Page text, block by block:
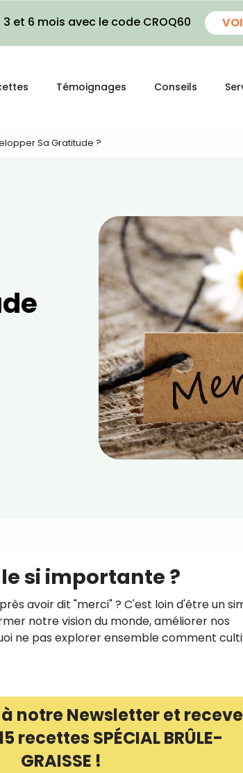
3 et 6 mois avec le code CROQ60
Témoignages Conseils
Sa Gratitude ?
si importante ?
avoir dit "merci" ? C'est loin d'être un
notre vision du monde, améliorer nos
ne pas explorer ensemble comment
notre Newsletter et
recettes SPÉCIAL BRÛLE-
GRAISSE !